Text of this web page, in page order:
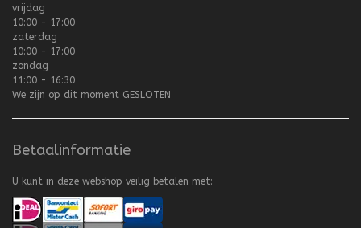
vrijdag
10:00 - 17:00
zaterdag
10:00 - 17:00
zondag
11:00 - 16:30
We zijn op dit moment GESLOTEN
Betaalinformatie
U kunt in deze webshop veilig betalen met: